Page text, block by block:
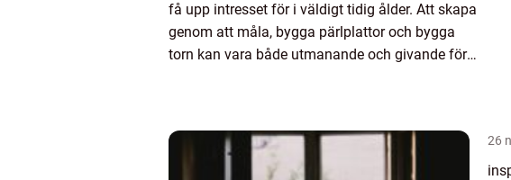
få upp intresset för i väldigt tidig ålder. Att skapa
genom att måla, bygga pärlplattor och bygga
torn kan vara både utmanande och givande för
26